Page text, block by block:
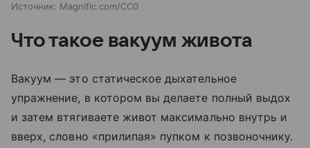
Источник: Magnific.com/CC0
Что такое вакуум живота
Вакуум — это статическое дыхательное
упражнение, в котором вы делаете полный выдох
и затем втягиваете живот максимально внутрь и
вверх, словно «прилипая» пупком к позвоночнику.